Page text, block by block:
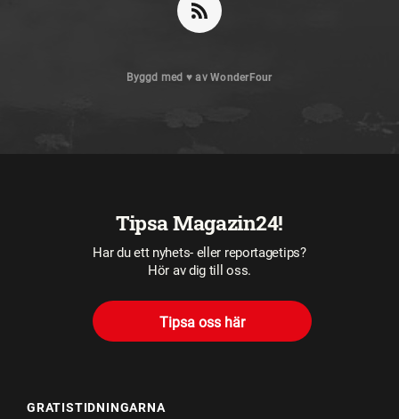
Byggd med ♥ avWonderFour
Tipsa Magazin24!
Har du ett nyhets- eller reportagetips?
Hör av dig till oss.
Tipsa oss här
GRATISTIDNINGARNA